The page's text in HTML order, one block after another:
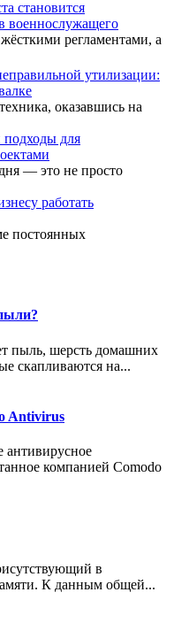
становится
военнослужащего
регламентами, а
утилизации:
оказавшись на
для
— это не просто
работать
постоянных
пыль, шерсть домашних
скапливаются на...
Antivirus
антивирусное
компанией Comodo
в
К данным общей...